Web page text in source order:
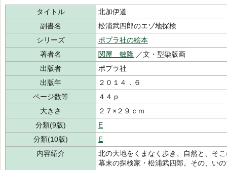
タイトル
北加伊道
副書名
松浦武四郎のエゾ地探検
シリーズ
ポプラ社の絵本
著者名
関屋 敏隆 ／文・型染版画
出版者
ポプラ社
出版年
２０１４．６
ページ数等
４４ｐ
大きさ
２７×２９ｃｍ
分類(9版)
E
分類(10版)
E
内容紹介
北の大地をくまなく歩き、自然と、そ
幕末の探検家・松浦武四郎。その、い